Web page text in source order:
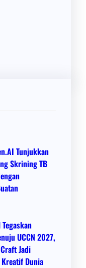
Tunjukkan
Skrining TB
UCCN 2027,
Jadi
Dunia